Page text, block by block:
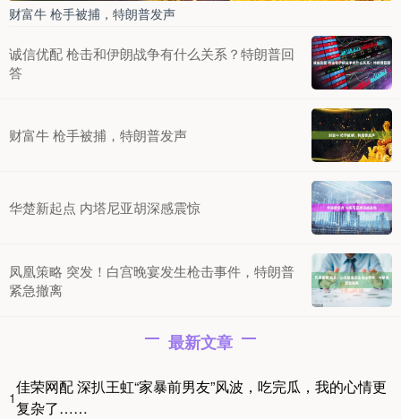
财富牛 枪手被捕，特朗普发声
诚信优配 枪击和伊朗战争有什么关系？特朗普回
答
财富牛 枪手被捕，特朗普发声
华楚新起点 内塔尼亚胡深感震惊
凤凰策略 突发！白宫晚宴发生枪击事件，特朗普
紧急撤离
最新文章
1
佳荣网配 深扒王虹“家暴前男友”风波，吃完瓜，我的心情更
复杂了……